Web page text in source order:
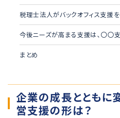
税理士法人がバックオフィス支援
今後ニーズが高まる支援は、〇〇支
まとめ
企業の成長とともに
営支援の形は？